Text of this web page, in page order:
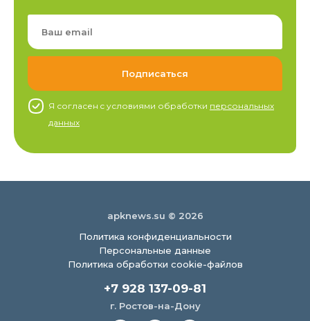
Я согласен c условиями обработки персональных
данных
apknews.su © 2026
Политика конфиденциальности
Персональные данные
Политика обработки cookie-файлов
+7 928 137-09-81
г. Ростов-на-Дону